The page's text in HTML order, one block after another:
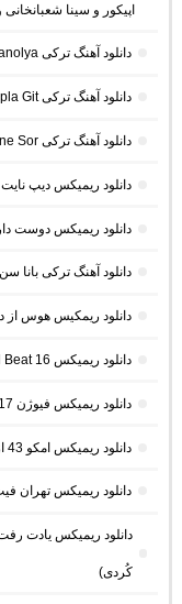
اپیکور و سینا شعبانخانی
دانلود آهنگ ترکی Ah Be Manolya از بوراک بولوت
دانلود آهنگ ترکی Topla Git از کورتولوش کوش
دانلود آهنگ ترکی Kalbine Sor از Bahadır Macit و Tunahan Sakar
دانلود ریمیکس دیپ نایت 2 از احسان رمزی (ریمیکس طولانی غمگین)
دانلود ریمیکس دوست
دانلود آهنگ ترکی بانا
دانلود ریمکیس هوس از
دانلود ریمیکس AM Beat 16 از دیجی AMB (پادکست طولانی شنیدنی)
دانلود ریمیکس فیوژن 17 از لیروی بیتز
دانلود ریمیکس امکو 43 از دیجی ام کو (پادکست طولانی عاشقانه)
دانلود ریمیکس تهران فیت 55 از دیجی باربد و محمد
دانلود ریمیکس یادت
کُردی)